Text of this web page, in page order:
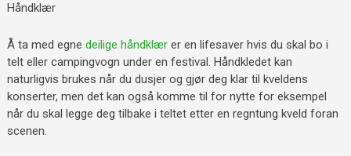
Håndklær
Å ta med egne deilige håndklærer en lifesaver hvis du skal bo i
telt eller campingvogn under en festival. Håndkledet kan
naturligvis brukes når du dusjer og gjør deg klar til kveldens
konserter, men det kan også komme til for nytte for eksempel
når du skal legge deg tilbake i teltet etter en regntung kveld foran
scenen.